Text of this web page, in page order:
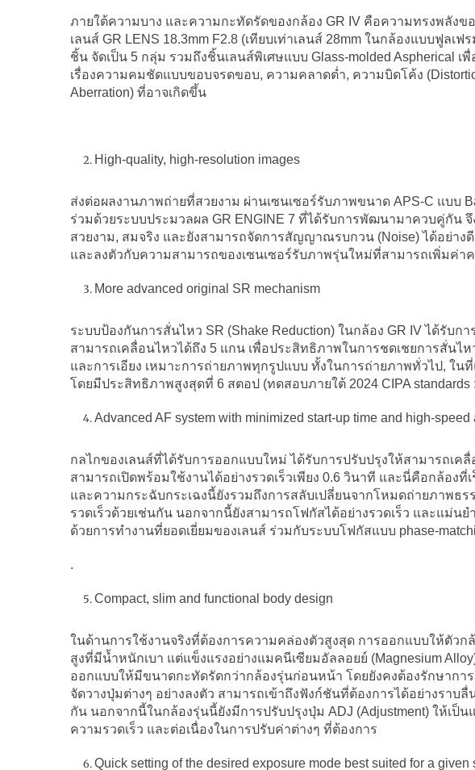
ภายใต้ความบาง และความกะทัดรัดของกล้อง GR IV คือความทรงพลัง
เลนส์ GR LENS 18.3mm F2.8 (เทียบเท่าเลนส์ 28mm ในกล้องแบบฟูล
ชิ้น จัดเป็น 5 กลุ่ม รวมถึงชิ้นเลนส์พิเศษแบบ Glass-molded Aspherical
เรื่องความคมชัดแบบขอบจรดขอบ, ความคลาดต่ำ, ความบิดโค้ง
Aberration) ที่อาจเกิดขึ้น
High-quality, high-resolution images
ส่งต่อผลงานภาพถ่ายที่สวยงาม ผ่านเซนเซอร์รับภาพขนาด APS-C แบบ
ร่วมด้วยระบบประมวลผล GR ENGINE 7 ที่ได้รับการพัฒนามาควบคู่กั
สวยงาม, สมจริง และยังสามารถจัดการสัญญาณรบกวน (Noise) ได้อย่าง
และลงตัวกับความสามารถของเซนเซอร์รับภาพรุ่นใหม่ที่สามารถเพิ่มค่าค
More advanced original SR mechanism
ระบบป้องกันการสั่นไหว SR (Shake Reduction) ในกล้อง GR IV ได้รับ
สามารถเคลื่อนไหวได้ถึง 5 แกน เพื่อประสิทธิภาพในการชดเชยการสั่นไ
และการเอียง เหมาะการถ่ายภาพทุกรูปแบบ ทั้งในการถ่ายภาพทั่วไป, ใน
โดยมีประสิทธิภาพสูงสุดที่ 6 สตอป (ทดสอบภายใต้ 2024 CIPA
Advanced AF system with minimized start-up time and high-speed
กลไกของเลนส์ที่ได้รับการออกแบบใหม่ ได้รับการปรับปรุงให้สามารถเค
สามารถเปิดพร้อมใช้งานได้อย่างรวดเร็วเพียง 0.6 วินาที และนี่คือกล้อง
และความกระฉับกระเฉงนี้ยังรวมถึงการสลับเปลี่ยนจากโหมดถ่ายภาพธ
รวดเร็วด้วยเช่นกัน นอกจากนี้ยังสามารถโฟกัสได้อย่างรวดเร็ว และแม่
ด้วยการทำงานที่ยอดเยี่ยมของเลนส์ ร่วมกับระบบโฟกัสแบบ phase-
.
Compact, slim and functional body design
ในด้านการใช้งานจริงที่ต้องการความคล่องตัวสูงสุด การออกแบบให้ตัว
สูงที่มีน้ำหนักเบา แต่แข็งแรงอย่างแมคนีเซียมอัลลอยย์ (Magnesium
ออกแบบให้มีขนาดกะทัดรัดกว่ากล้องรุ่นก่อนหน้า โดยยังคงต้องรักษากา
จัดวางปุ่มต่างๆ อย่างลงตัว สามารถเข้าถึงฟังก์ชันที่ต้องการได้อย่างราบ
กัน นอกจากนี้ในกล้องรุ่นนี้ยังมีการปรับปรุงปุ่ม ADJ (Adjustment) ให้เป็
ความรวดเร็ว และต่อเนื่องในการปรับค่าต่างๆ ที่ต้องการ
Quick setting of the desired exposure mode best suited for a given